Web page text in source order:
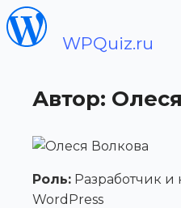
WPQuiz.ru
Автор:
Роль: Разработчик и
WordPress